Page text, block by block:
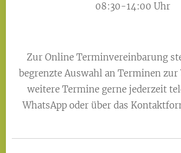
08:30-14:00 Uhr
Zur Online Terminvereinbarung
begrenzte Auswahl an Terminen
weitere Termine gerne jederzeit
WhatsApp oder über das